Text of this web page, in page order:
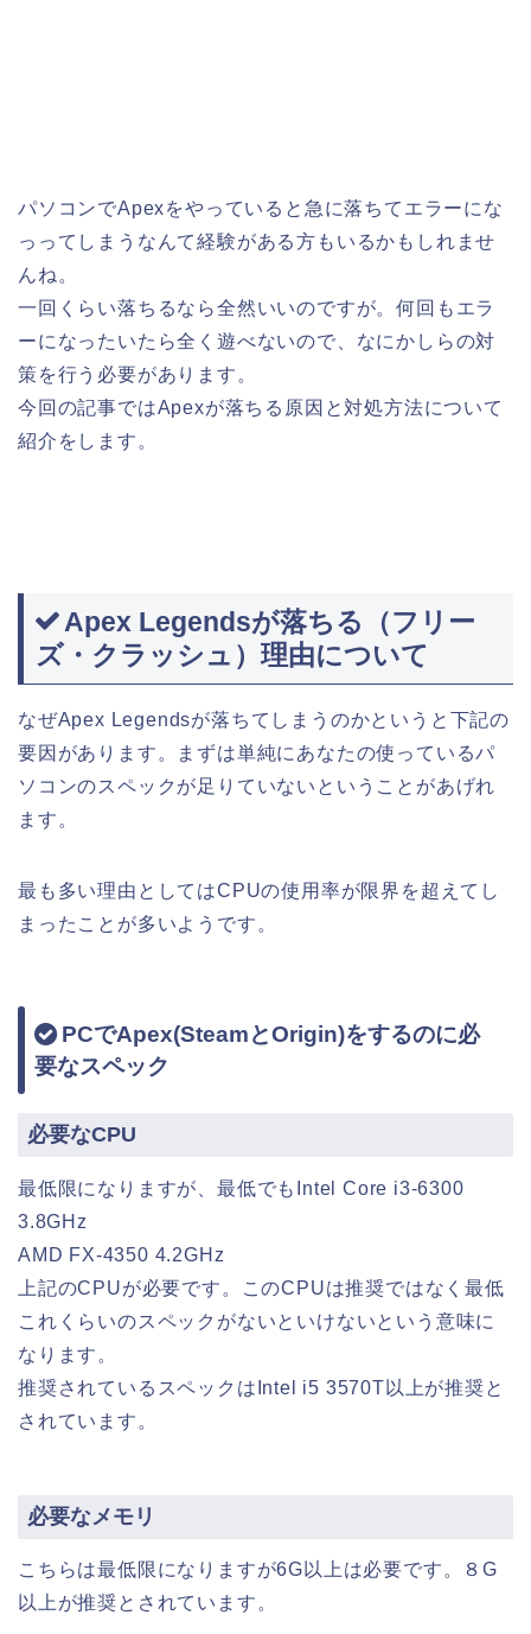
パソコンでApexをやっていると急に落ちてエラーにな
っってしまうなんて経験がある方もいるかもしれませ
んね。
一回くらい落ちるなら全然いいのですが。何回もエラ
ーになったいたら全く遊べないので、なにかしらの対
策を行う必要があります。
今回の記事ではApexが落ちる原因と対処方法について
紹介をします。
Apex Legendsが落ちる（フリー
ズ・クラッシュ）理由について
なぜApex Legendsが落ちてしまうのかというと下記の
要因があります。まずは単純にあなたの使っているパ
ソコンのスペックが足りていないということがあげれ
ます。
最も多い理由としてはCPUの使用率が限界を超えてし
まったことが多いようです。
PCでApex(SteamとOrigin)をするのに必
要なスペック
必要なCPU
最低限になりますが、最低でもIntel Core i3-6300
3.8GHz
AMD FX-4350 4.2GHz
上記のCPUが必要です。このCPUは推奨ではなく最低
これくらいのスペックがないといけないという意味に
なります。
推奨されているスペックはIntel i5 3570T以上が推奨と
されています。
必要なメモリ
こちらは最低限になりますが6G以上は必要です。８G
以上が推奨とされています。